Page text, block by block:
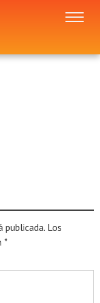
publicada. Los
*